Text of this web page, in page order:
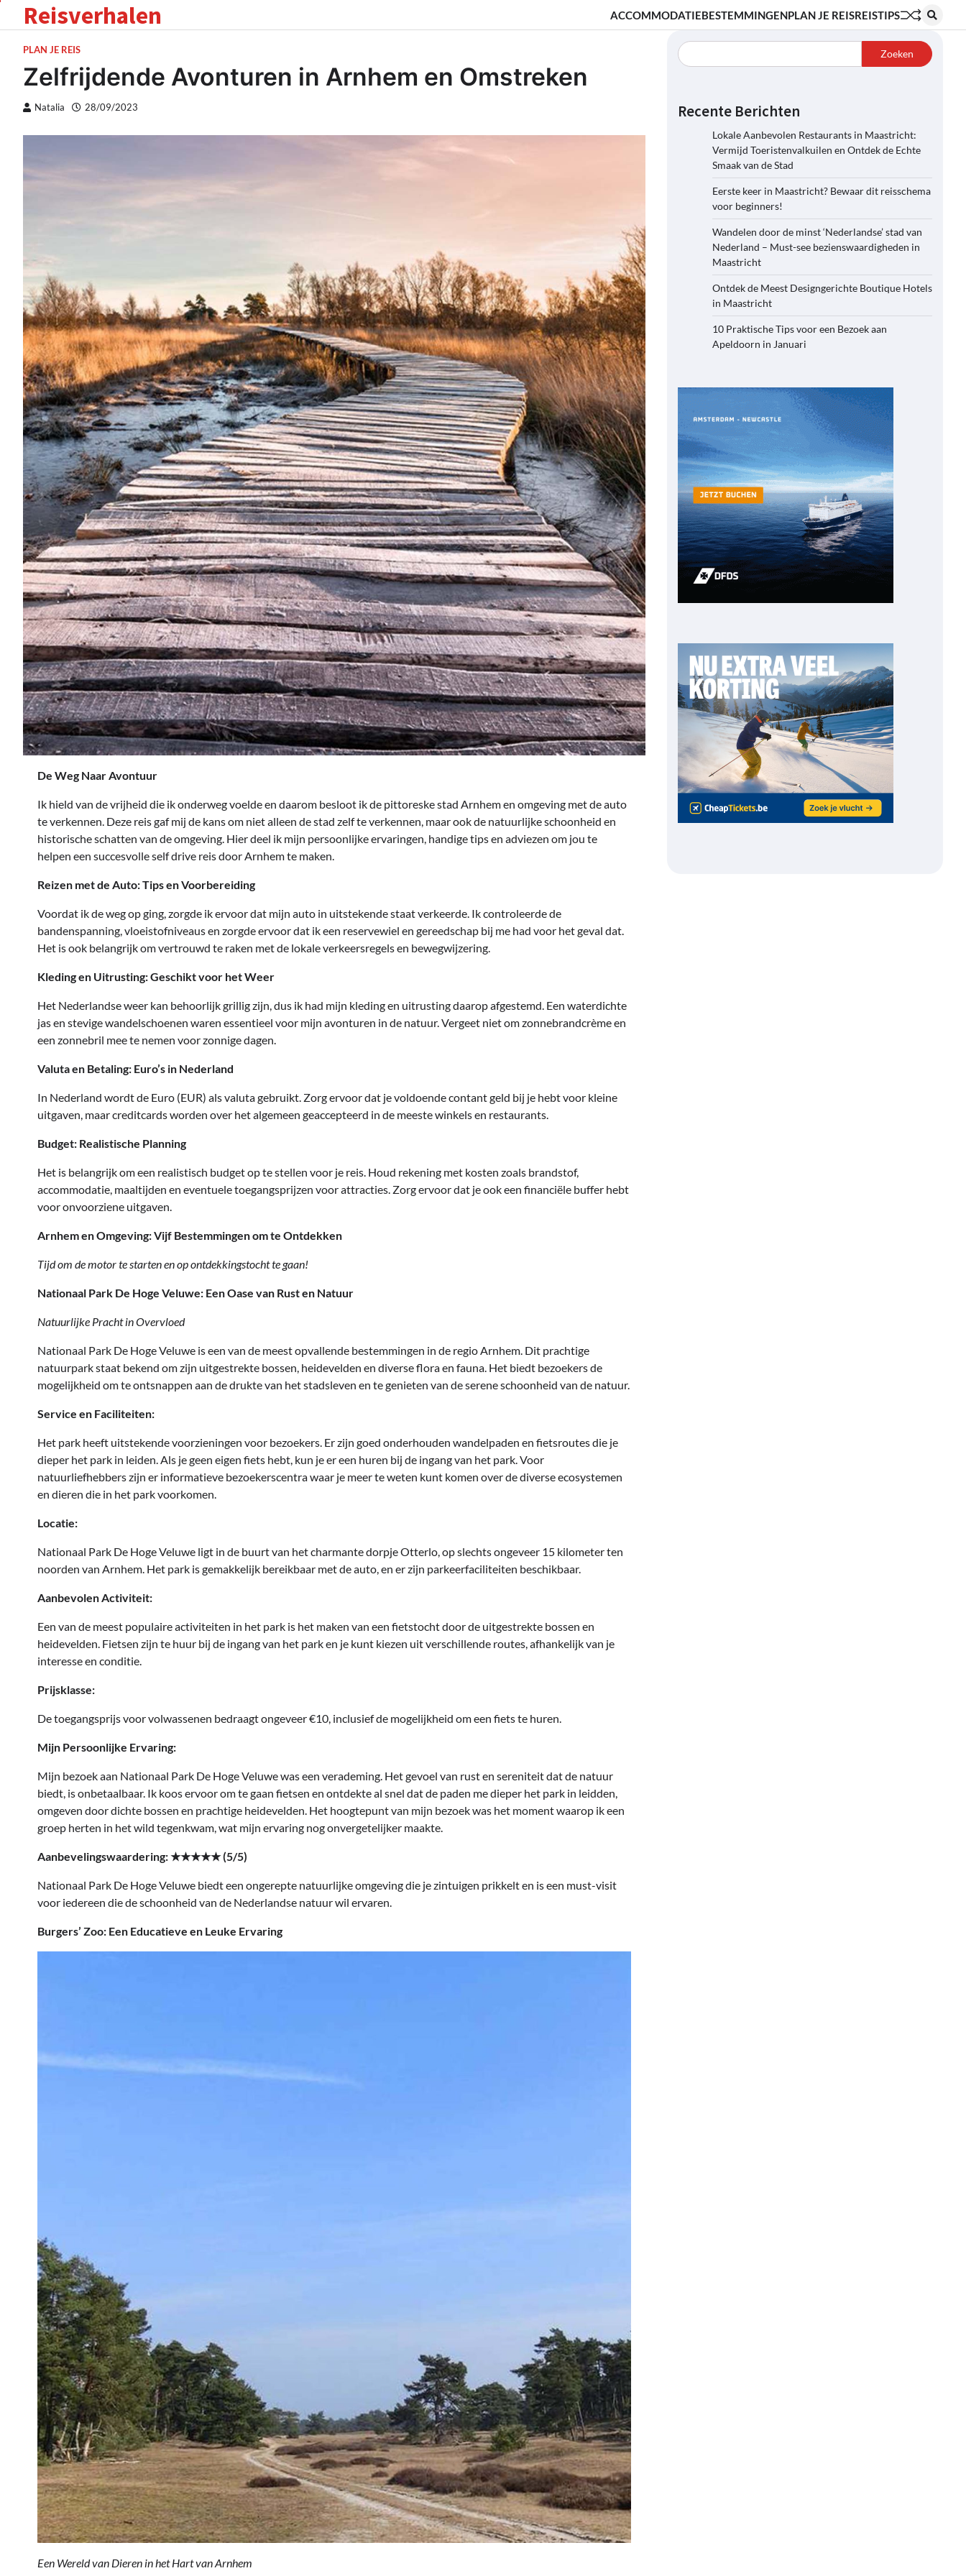
Reisverhalen ACCOMMODATIEBESTEMMINGENPLAN JE REISREISTIPS
PLAN JE REIS
Zelfrijdende Avonturen in Arnhem en Omstreken
Natalia 28/09/2023
De Weg Naar Avontuur
Ik hield van de vrijheid die ik onderweg voelde en daarom besloot ik de pittoreske stad Arnhem en omgeving met de auto
te verkennen. Deze reis gaf mij de kans om niet alleen de stad zelf te verkennen, maar ook de natuurlijke schoonheid en
historische schatten van de omgeving. Hier deel ik mijn persoonlijke ervaringen, handige tips en adviezen om jou te
helpen een succesvolle self drive reis door Arnhem te maken.
Reizen met de Auto: Tips en Voorbereiding
Voordat ik de weg op ging, zorgde ik ervoor dat mijn auto in uitstekende staat verkeerde. Ik controleerde de
bandenspanning, vloeistofniveaus en zorgde ervoor dat ik een reservewiel en gereedschap bij me had voor het geval dat.
Het is ook belangrijk om vertrouwd te raken met de lokale verkeersregels en bewegwijzering.
Kleding en Uitrusting: Geschikt voor het Weer
Het Nederlandse weer kan behoorlijk grillig zijn, dus ik had mijn kleding en uitrusting daarop afgestemd. Een waterdichte
jas en stevige wandelschoenen waren essentieel voor mijn avonturen in de natuur. Vergeet niet om zonnebrandcrème en
een zonnebril mee te nemen voor zonnige dagen.
Valuta en Betaling: Euro’s in Nederland
In Nederland wordt de Euro (EUR) als valuta gebruikt. Zorg ervoor dat je voldoende contant geld bij je hebt voor kleine
uitgaven, maar creditcards worden over het algemeen geaccepteerd in de meeste winkels en restaurants.
Budget: Realistische Planning
Het is belangrijk om een realistisch budget op te stellen voor je reis. Houd rekening met kosten zoals brandstof,
accommodatie, maaltijden en eventuele toegangsprijzen voor attracties. Zorg ervoor dat je ook een financiële buffer hebt
voor onvoorziene uitgaven.
Arnhem en Omgeving: Vijf Bestemmingen om te Ontdekken
Tijd om de motor te starten en op ontdekkingstocht te gaan!
Nationaal Park De Hoge Veluwe: Een Oase van Rust en Natuur
Natuurlijke Pracht in Overvloed
Nationaal Park De Hoge Veluwe is een van de meest opvallende bestemmingen in de regio Arnhem. Dit prachtige
natuurpark staat bekend om zijn uitgestrekte bossen, heidevelden en diverse flora en fauna. Het biedt bezoekers de
mogelijkheid om te ontsnappen aan de drukte van het stadsleven en te genieten van de serene schoonheid van de natuur.
Service en Faciliteiten:
Het park heeft uitstekende voorzieningen voor bezoekers. Er zijn goed onderhouden wandelpaden en fietsroutes die je
dieper het park in leiden. Als je geen eigen fiets hebt, kun je er een huren bij de ingang van het park. Voor
natuurliefhebbers zijn er informatieve bezoekerscentra waar je meer te weten kunt komen over de diverse ecosystemen
en dieren die in het park voorkomen.
Locatie:
Nationaal Park De Hoge Veluwe ligt in de buurt van het charmante dorpje Otterlo, op slechts ongeveer 15 kilometer ten
noorden van Arnhem. Het park is gemakkelijk bereikbaar met de auto, en er zijn parkeerfaciliteiten beschikbaar.
Aanbevolen Activiteit:
Een van de meest populaire activiteiten in het park is het maken van een fietstocht door de uitgestrekte bossen en
heidevelden. Fietsen zijn te huur bij de ingang van het park en je kunt kiezen uit verschillende routes, afhankelijk van je
interesse en conditie.
Prijsklasse:
De toegangsprijs voor volwassenen bedraagt ongeveer €10, inclusief de mogelijkheid om een fiets te huren.
Mijn Persoonlijke Ervaring:
Mijn bezoek aan Nationaal Park De Hoge Veluwe was een verademing. Het gevoel van rust en sereniteit dat de natuur
biedt, is onbetaalbaar. Ik koos ervoor om te gaan fietsen en ontdekte al snel dat de paden me dieper het park in leidden,
omgeven door dichte bossen en prachtige heidevelden. Het hoogtepunt van mijn bezoek was het moment waarop ik een
groep herten in het wild tegenkwam, wat mijn ervaring nog onvergetelijker maakte.
Aanbevelingswaardering: ★★★★★ (5/5)
Nationaal Park De Hoge Veluwe biedt een ongerepte natuurlijke omgeving die je zintuigen prikkelt en is een must-visit
voor iedereen die de schoonheid van de Nederlandse natuur wil ervaren.
Burgers’ Zoo: Een Educatieve en Leuke Ervaring
Een Wereld van Dieren in het Hart van Arnhem
Zoeken
Recente Berichten
Lokale Aanbevolen Restaurants in Maastricht:
Vermijd Toeristenvalkuilen en Ontdek de Echte
Smaak van de Stad
Eerste keer in Maastricht? Bewaar dit reisschema
voor beginners!
Wandelen door de minst ‘Nederlandse’ stad van
Nederland – Must-see bezienswaardigheden in
Maastricht
Ontdek de Meest Designgerichte Boutique Hotels
in Maastricht
10 Praktische Tips voor een Bezoek aan
Apeldoorn in Januari